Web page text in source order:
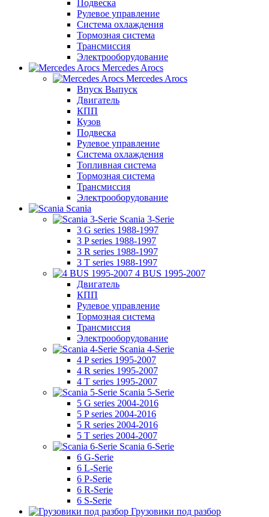
Подвеска
Рулевое управление
Система охлаждения
Тормозная система
Трансмиссия
Электрооборудование
Mercedes Arocs
Mercedes Arocs
Впуск Выпуск
Двигатель
КПП
Кузов
Подвеска
Рулевое управление
Система охлаждения
Топливная система
Тормозная система
Трансмиссия
Электрооборудование
Scania
Scania 3-Serie
3 G series 1988-1997
3 P series 1988-1997
3 R series 1988-1997
3 T series 1988-1997
4 BUS 1995-2007
Двигатель
КПП
Рулевое управление
Тормозная система
Трансмиссия
Электрооборудование
Scania 4-Serie
4 P series 1995-2007
4 R series 1995-2007
4 T series 1995-2007
Scania 5-Serie
5 G series 2004-2016
5 P series 2004-2016
5 R series 2004-2016
5 T series 2004-2007
Scania 6-Serie
6 G-Serie
6 L-Serie
6 P-Serie
6 R-Serie
6 S-Serie
Грузовики под разбор